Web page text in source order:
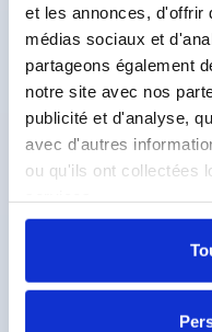
et les annonces, d'offrir
médias sociaux et
partageons également
notre site avec nos
publicité et d'analyse,
avec d'autres
ou qu'ils ont collectées
Envie
fonds ?
Notre équipe est à
Nous contacter